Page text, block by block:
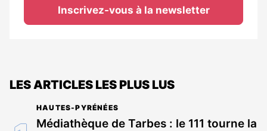
Inscrivez-vous à la newsletter
LES ARTICLES LES PLUS LUS
HAUTES-PYRÉNÉES
Médiathèque de Tarbes : le 111 tourne la